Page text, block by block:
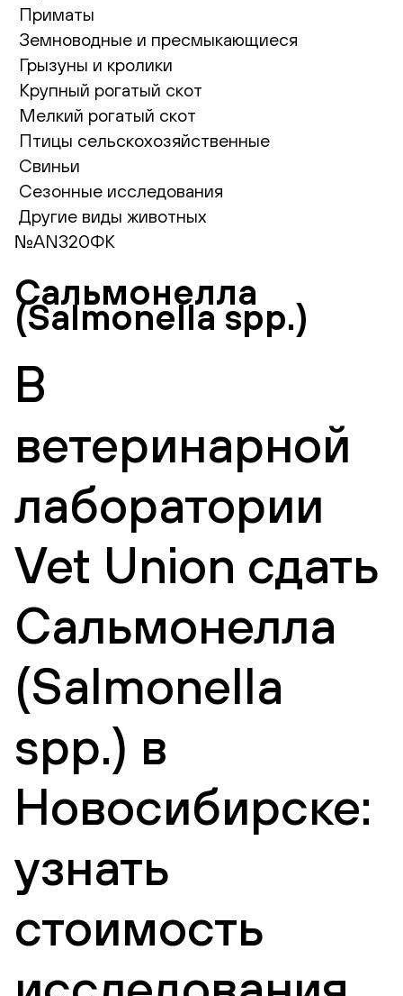
Приматы
Земноводные и пресмыкающиеся
Грызуны и кролики
Крупный рогатый скот
Мелкий рогатый скот
Птицы сельскохозяйственные
Свиньи
Сезонные исследования
Другие виды животных
№AN320ФК
Сальмонелла
(Salmonella spp.)
В
ветеринарной
лаборатории
Vet Union сдать
Сальмонелла
(Salmonella
spp.) в
Новосибирске:
узнать
стоимость